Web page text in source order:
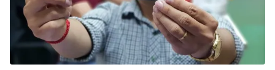
Thị trường 24h Tấm lòng Việt
VTV4 Vươn mình bằng AI